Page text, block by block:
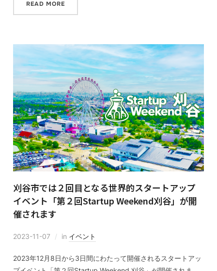
READ MORE
刈谷市では２回目となる世界的スタートアップ
イベント「第２回Startup Weekend刈谷」が開
催されます
2023-11-07 in イベント
2023年12月8日から3日間にわたって開催されるスタートアッ